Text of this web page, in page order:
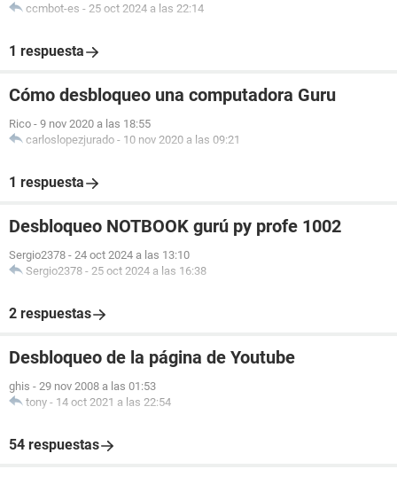
ccmbot-es - 25 oct 2024 a las 22:14
1 respuesta
Cómo desbloqueo una computadora Guru
Rico - 9 nov 2020 a las 18:55
carloslopezjurado - 10 nov 2020 a las 09:21
1 respuesta
Desbloqueo NOTBOOK gurú py profe 1002
Sergio2378 - 24 oct 2024 a las 13:10
Sergio2378 - 25 oct 2024 a las 16:38
2 respuestas
Desbloqueo de la página de Youtube
ghis - 29 nov 2008 a las 01:53
tony - 14 oct 2021 a las 22:54
54 respuestas